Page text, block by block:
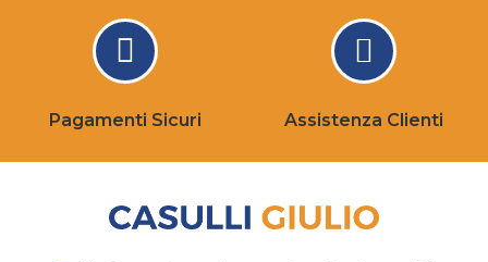
Pagamenti Sicuri Assistenza Clienti